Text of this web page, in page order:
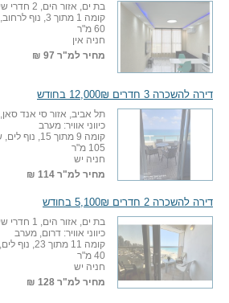
בת ים, אזור הים, 2 חדרי שינה + סלון
קומה 1 מתוך 3, נוף לרחוב, שטח דירה
60 מ"ר
חניה אין
מחיר למ"ר 97 ₪
דירה להשכרה 3 חדרים 12,000₪ בחודש
תל אביב, אזור סי אנד סאן, 2 חדרי שינה + סלון
כיווני אוויר: מערב
קומה 9 מתוך 15, נוף לים, שטח דירה
105 מ"ר
חניה יש
מחיר למ"ר 114 ₪
דירה להשכרה 2 חדרים 5,100₪ בחודש
בת ים, אזור הים, 1 חדרי שינה + סלון
כיווני אוויר: דרום, מערב
קומה 11 מתוך 23, נוף לים, שטח דירה
40 מ"ר
חניה יש
מחיר למ"ר 128 ₪